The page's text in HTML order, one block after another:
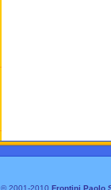
© 2001-2010 Frontini Paolo